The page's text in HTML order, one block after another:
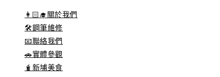
👩🏻‍🎓關於我們
🛠️鋼筆維修
📧聯絡我們
🚗實體參觀
🧋新埔美食